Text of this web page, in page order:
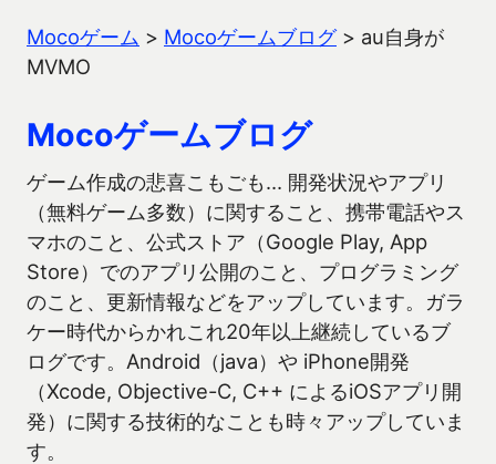
Mocoゲーム > Mocoゲームブログ> au自身が
MVMO
Mocoゲームブログ
ゲーム作成の悲喜こもごも… 開発状況やアプリ
（無料ゲーム多数）に関すること、携帯電話やス
マホのこと、公式ストア（Google Play, App
Store）でのアプリ公開のこと、プログラミング
のこと、更新情報などをアップしています。ガラ
ケー時代からかれこれ20年以上継続しているブ
ログです。Android（java）や iPhone開発
（Xcode, Objective-C, C++ によるiOSアプリ開
発）に関する技術的なことも時々アップしていま
す。